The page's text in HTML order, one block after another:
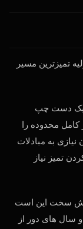
تمیزترین مسیر
و یک دست چپ
کامل محدوده را
به مبادلات
تمیز نیاز
بخش سخت این است
سال های دور از